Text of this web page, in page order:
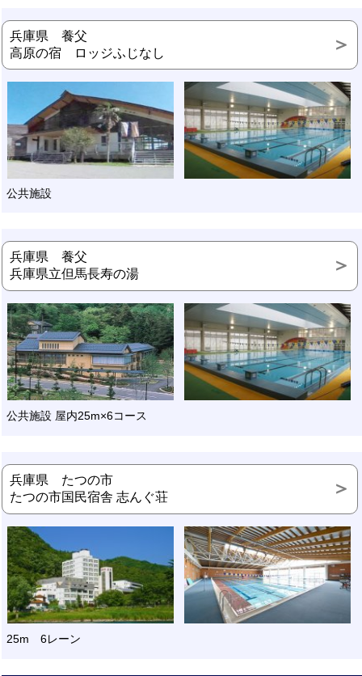
兵庫県 養父
高原の宿 ロッジふじなし
公共施設
兵庫県 養父
兵庫県立但馬長寿の湯
公共施設 屋内25m×6コース
兵庫県 たつの市
たつの市国民宿舎 志んぐ荘
25m 6レーン